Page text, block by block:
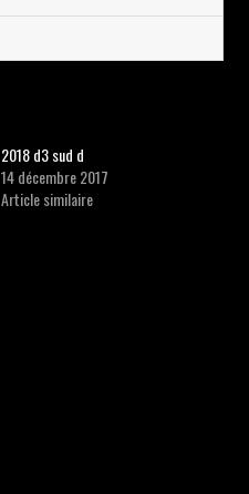
2018 d3 sud d
14 décembre 2017
Article similaire